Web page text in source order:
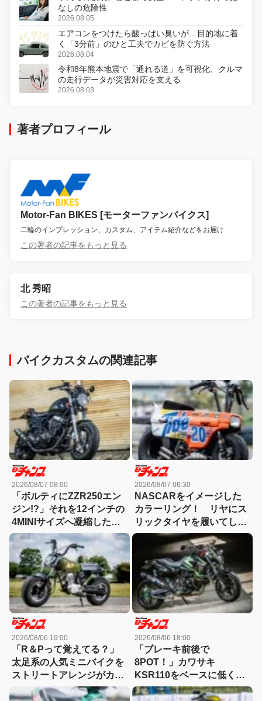
なしの危険性
2026.08.05
エアコンをつけたら酸っぱい臭いが…目的地に着
く「3分前」のひと工夫でカビを防ぐ方法
2026.08.04
令和8年熊本地震で「通れる道」を可視化、クルマ
の走行データが災害対応を支える
2026.08.03
著者プロフィール
Motor-Fan BIKES [モーターファンバイクス]
二輪のインプレッション、カスタム、アイテム紹介などをお届け
この著者の記事をもっと見る
北 秀昭
この著者の記事をもっと見る
バイクカスタムの関連記事
2026/08/07 08:00
「ボルティにZZR250エン
ジン!?」それを12インチの
4MINIサイズへ凝縮した異
端カスタム
2026/08/07 06:30
NASCARをイメージした
カラーリング！ リヤにス
リックタイヤを履いてしま
ったモトコンポ！
2026/08/06 19:00
「R＆Pって覚えてる？」
太足系の人気ミニバイクを
ストリートアレンジがカッ
コ良すぎる！
2026/08/06 18:00
「ブレーキ前後で
8POT！」カワサキ
KSR110をベースに低く怪
しくもっと長く！【4MINI